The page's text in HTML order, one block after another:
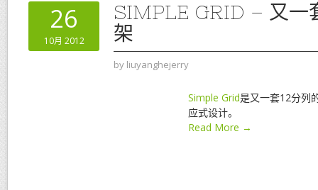
26
10月 2012
SIMPLE GRID – 又一
架
by liuyanghejerry
Simple Grid是又一套12分列
应式设计。
Read More →